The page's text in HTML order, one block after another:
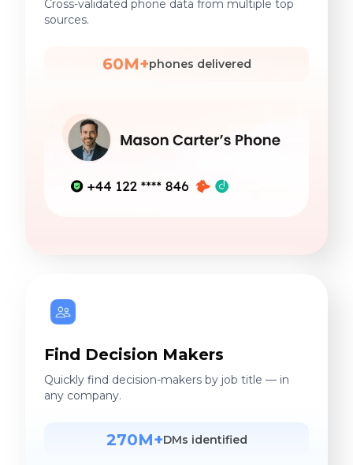
Cross-validated phone data from multiple top
sources.
60M+phones delivered
Find Decision Makers
Quickly find decision-makers by job title — in
any company.
270M+DMs identified